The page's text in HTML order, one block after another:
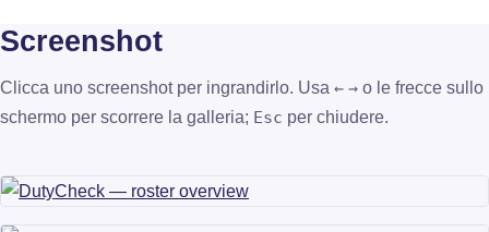
Screenshot
Clicca uno screenshot per ingrandirlo. Usa ← → o le frecce sullo
schermo per scorrere la galleria; Esc per chiudere.